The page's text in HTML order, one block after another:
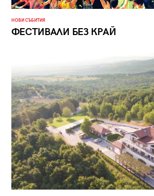
НОВИ СЪБИТИЯ
ФЕСТИВАЛИ БЕЗ КРАЙ